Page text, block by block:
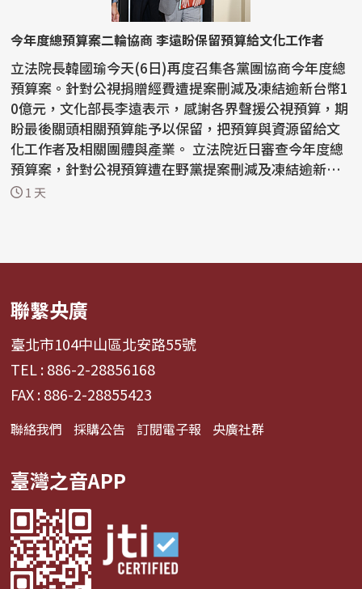
今年度總預算案二輪協商 李遠盼保留預算給文化工作者
立法院長韓國瑜今天(6日)再度召集各黨團協商今年度總
預算案。針對公視捐贈經費遭提案刪減及凍結逾新台幣1
0億元，文化部長李遠表示，感謝各界聲援公視預算，期
盼最後關頭相關預算能予以保留，把預算與資源留給文
化工作者及相關團體與產業。 立法院近日審查今年度總
預算案，針對公視預算遭在野黨提案刪減及凍結逾新台
幣...1 天
聯繫央廣
臺北市104中山區北安路55號
TEL : 886-2-28856168
FAX : 886-2-28855423
聯絡我們 採購公告 訂閱電子報 央廣社群
臺灣之音APP